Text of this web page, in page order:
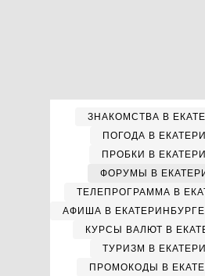
ЗНАКОМСТВА В
ПОГОДА В
ПРОБКИ В
ФОРУМЫ В
ТЕЛЕПРОГРАММА В
АФИША В ЕКАТЕРИНБУРГЕ
КУРСЫ ВАЛЮТ В
ТУРИЗМ В
ПРОМОКОДЫ В